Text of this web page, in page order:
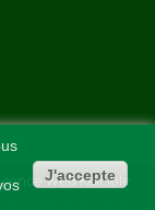
J'accepte
Web Kelcible
Jacques Briant